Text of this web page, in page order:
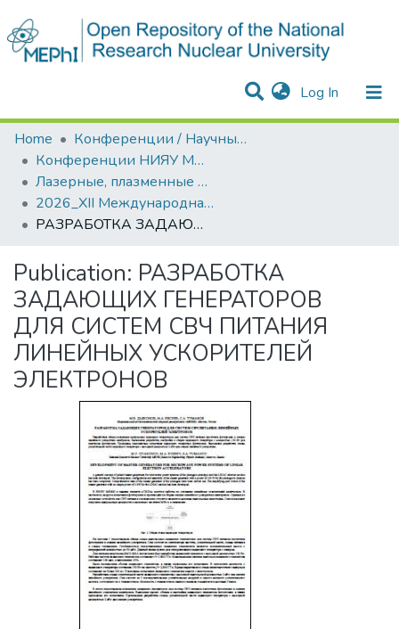
Log In (current)
Communities & Collections
Statistics
All of DSpace
Home
Конференции / Научные семинары
Конференции НИЯУ МИФИ
Лазерные, плазменные исследования и технологии
2026_ХII Международная конференция "Лазерные, плазменные исследования и технологии" ЛаПлаз-2026
РАЗРАБОТКА ЗАДАЮЩИХ ГЕНЕРАТОРОВ ДЛЯ СИСТЕМ СВЧ ПИТАНИЯ ЛИНЕЙНЫХ УСКОРИТЕЛЕЙ ЭЛЕКТРОНОВ
Publication: РАЗРАБОТКА
ЗАДАЮЩИХ ГЕНЕРАТОРОВ
ДЛЯ СИСТЕМ СВЧ ПИТАНИЯ
ЛИНЕЙНЫХ УСКОРИТЕЛЕЙ
ЭЛЕКТРОНОВ